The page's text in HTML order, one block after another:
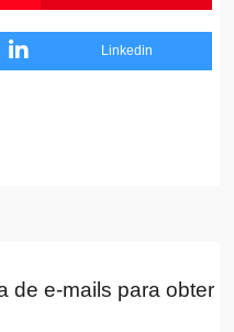
Linkedin
de e-mails para obter